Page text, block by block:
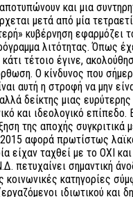
και μια
μετά από μία
κυβέρνηση εφαρμόζει
λιτότητας. Όπως
τέτοιο έγινε,
Ο κίνδυνος που
αυτή η στροφή να μην
δείκτης μιας
και ιδεολογικό επίπεδο.
της αποχής συγκριτικά
αφορά πρωτίστως
είχαν ταχθεί με το ΟΧΙ
πετυχαίνει σημαντική
κοινωνικές κατηγορίες
ιδιωτικού και